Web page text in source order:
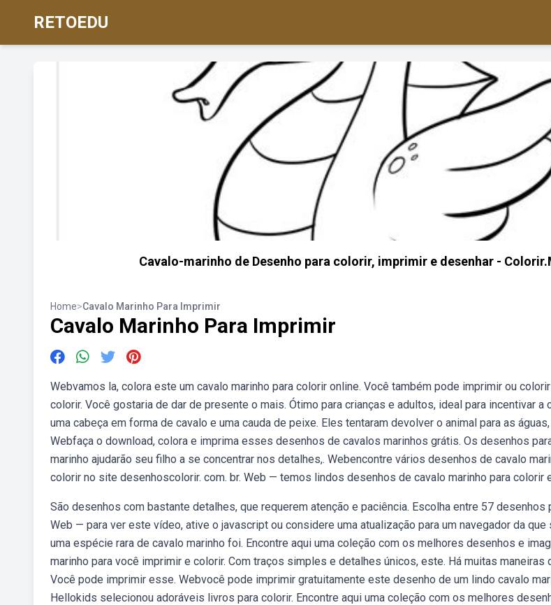
RETOEDU
Cavalo-marinho de Desenho para colorir, imprimir e desenhar -
Home>Cavalo Marinho Para Imprimir
Cavalo Marinho Para Imprimir
Webvamos la, colora este um cavalo marinho para colorir online. Você também pode imprimir ou
colorir. Você gostaria de dar de presente o mais. Ótimo para crianças e adultos, ideal para incentivar a
uma cabeça em forma de cavalo e uma cauda de peixe. Eles tentaram devolver o animal para as
Webfaça o download, colora e imprima esses desenhos de cavalos marinhos grátis. Os desenhos
marinho ajudarão seu filho a se concentrar nos detalhes,. Webencontre vários desenhos de cavalo
colorir no site desenhoscolorir. com. br. Web — temos lindos desenhos de cavalo marinho para colorir
São desenhos com bastante detalhes, que requerem atenção e paciência. Escolha entre 57 desenhos
Web — para ver este vídeo, ative o javascript ou considere uma atualização para um navegador da
uma espécie rara de cavalo marinho foi. Encontre aqui uma coleção com os melhores desenhos e
marinho para você imprimir e colorir. Com traços simples e detalhes únicos, este. Há muitas maneiras
Você pode imprimir esse. Webvocê pode imprimir gratuitamente este desenho de um lindo cavalo
Hellokids selecionou adoráveis livros para colorir. Encontre aqui uma coleção com os melhores